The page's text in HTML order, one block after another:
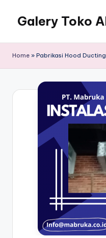
Galery Toko
Home » Pabrikasi Hood